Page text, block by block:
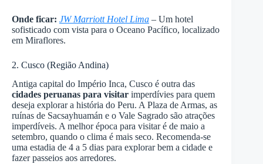
Onde ficar: JW Marriott Hotel Lima – Um hotel
sofisticado com vista para o Oceano Pacífico, localizado
em Miraflores.
2. Cusco (Região Andina)
Antiga capital do Império Inca, Cusco é outra das
cidades peruanas para visitar imperdívies para quem
deseja explorar a história do Peru. A Plaza de Armas, as
ruínas de Sacsayhuamán e o Vale Sagrado são atrações
imperdíveis. A melhor época para visitar é de maio a
setembro, quando o clima é mais seco. Recomenda-se
uma estadia de 4 a 5 dias para explorar bem a cidade e
fazer passeios aos arredores.